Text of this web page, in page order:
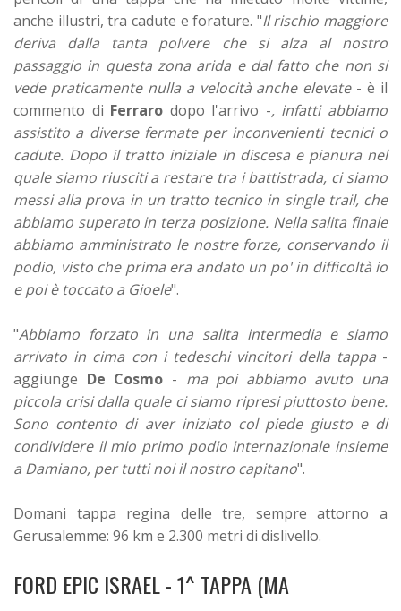
anche illustri, tra cadute e forature. "Il rischio maggiore
deriva dalla tanta polvere che si alza al nostro
passaggio in questa zona arida e dal fatto che non si
vede praticamente nulla a velocità anche elevate- è il
commento di Ferraro dopo l'arrivo -, infatti abbiamo
assistito a diverse fermate per inconvenienti tecnici o
cadute. Dopo il tratto iniziale in discesa e pianura nel
quale siamo riusciti a restare tra i battistrada, ci siamo
messi alla prova in un tratto tecnico in single trail, che
abbiamo superato in terza posizione. Nella salita finale
abbiamo amministrato le nostre forze, conservando il
podio, visto che prima era andato un po' in difficoltà io
e poi è toccato a Gioele".
"Abbiamo forzato in una salita intermedia e siamo
arrivato in cima con i tedeschi vincitori della tappa-
aggiunge De Cosmo - ma poi abbiamo avuto una
piccola crisi dalla quale ci siamo ripresi piuttosto bene.
Sono contento di aver iniziato col piede giusto e di
condividere il mio primo podio internazionale insieme
a Damiano, per tutti noi il nostro capitano".
Domani tappa regina delle tre, sempre attorno a
Gerusalemme: 96 km e 2.300 metri di dislivello.
FORD EPIC ISRAEL - 1^ TAPPA (MA